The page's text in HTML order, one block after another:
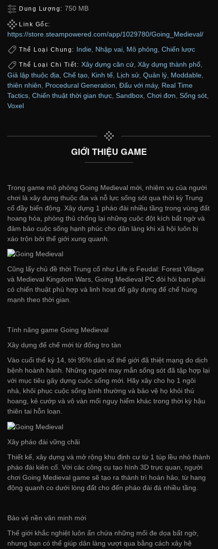
Dung Lượng: 750 MB
Link Gốc:
https://store.steampowered.com/app/1029780/Going_Medieval/
Thể Loại Chung: Indie Nhập vai Mô phỏng Chiến lược
Thể Loại Chi Tiết: Xây dựng căn cứ, Xây dựng thành phố,
Giả lập thuộc địa Chế tạo Kinh tế Lịch sử Quản lý Moddable
thiên nhiên
Procedural Generation Đấu với máy, Real Time
Tactics Chiến thuật thời gian thực Sandbox Chơi đơn Sống sót
Voxel
GIỚI THIỆU GAME
Trong game mô phỏng Going Medieval mới, nhiệm vụ của người
chơi là xây dựng thuộc địa và nỗ lực sống sót qua thời kỳ Trung
cổ đầy biến động. Xây dựng 1 pháo đài nhiều tầng trong vùng đất
hoang hóa, phòng thủ chống lại những cuộc đột kích bất ngờ và
đảm bảo cuộc sống hạnh phúc cho dân làng khi xã hội luôn bị
xáo trộn bởi thế giới xung quanh.
Cũng lấy chủ đề thời Trung cổ như Life is Feudal: Forest Village
và Medieval Kingdom Wars, Going Medieval PC đòi hỏi bạn phải
có chiến thuật phù hợp và linh hoạt để gây dựng đế chế hùng
mạnh theo thời gian.
Tính năng game Going Medieval
Xây dựng đế chế mới từ đống tro tàn
Vào cuối thế kỷ 14, tới 95% dân số thế giới đã thiệt mạng do dịch
bệnh hoành hành. Những người may mắn sống sót đã tập hợp lại
với mục tiêu gây dựng cuộc sống mới. Hãy xây cho họ 1 ngôi
nhà, khôi phục cuộc sống bình thường và bảo vệ họ khỏi thú
hoang, kẻ cướp và vô vàn mối nguy hiểm khác trong thời kỳ hậu
thiên tai hỗn loạn.
Xây pháo đài vững chãi
Thiết kế, xây dựng và mở rộng khu định cư từ 1 túp lều nhỏ thành
pháo đài kiên cố. Với các công cụ tạo hình 3D trực quan, người
chơi Going Medieval game sẽ tạo ra thành trì hoàn hảo, từ hang
động quanh co dưới lòng đất cho đến pháo đài đá nhiều tầng.
Bảo vệ nền văn minh mới
Thế giới khắc nghiệt luôn ẩn chứa những mối đe dọa bất ngờ,
nhưng bạn có thể giúp dân làng vượt qua bằng cách xây hệ